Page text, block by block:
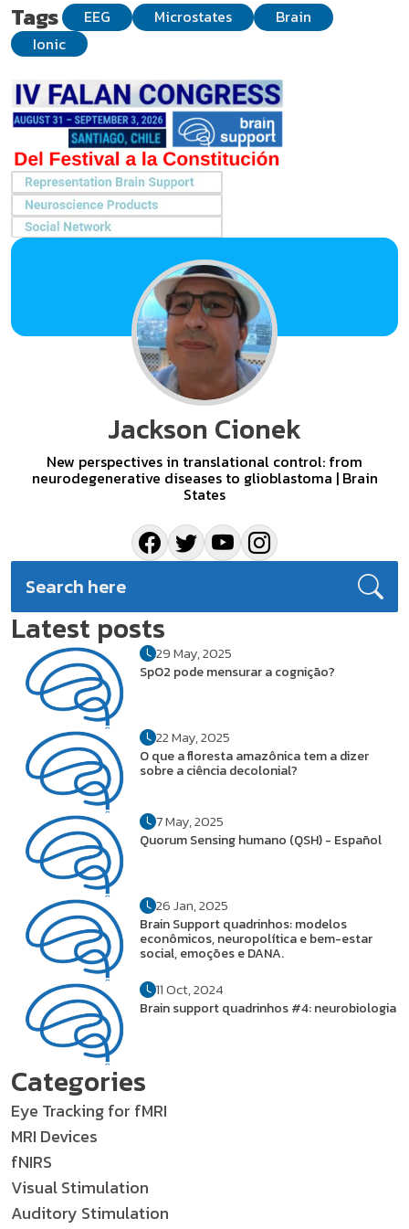
Tags EEG Microstates
Brain
Ionic
Jackson Cionek
New perspectives in translational control: from
neurodegenerative diseases to glioblastoma | Brain
States
Latest posts
29 May, 2025
SpO2 pode mensurar a cognição?
22 May, 2025
O que a floresta amazônica tem a dizer
sobre a ciência decolonial?
7 May, 2025
Quorum Sensing humano (QSH) - Español
26 Jan, 2025
Brain Support quadrinhos: modelos
econômicos, neuropolítica e bem-estar
social, emoções e DANA.
11 Oct, 2024
Brain support quadrinhos #4: neurobiologia
Categories
Eye Tracking for fMRI
MRI Devices
fNIRS
Visual Stimulation
Auditory Stimulation